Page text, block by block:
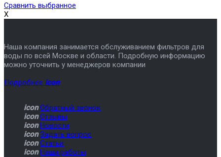
Сравнить выбранное
X
Наша компания занимается обслуживанием фильтров для
воды по всей Москве и области. Подробную информацию
можно уточнить у менеджеров компании
Подробнее icon
icon Обратный звонок
icon Отзывы
icon Новости
icon Задать вопрос
icon Статьи
icon Наши работы